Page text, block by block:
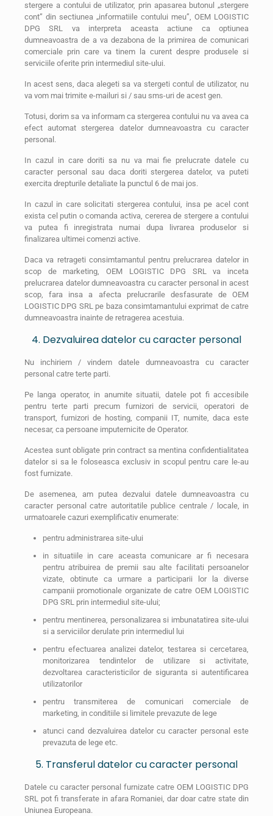
stergere a contului de utilizator, prin apasarea butonul „stergere
cont” din sectiunea „informatiile contului meu”, OEM LOGISTIC
DPG SRL va interpreta aceasta actiune ca optiunea
dumneavoastra de a va dezabona de la primirea de comunicari
comerciale prin care va tinem la curent despre produsele si
serviciile oferite prin intermediul site-ului.
In acest sens, daca alegeti sa va stergeti contul de utilizator, nu
va vom mai trimite e-mailuri si / sau sms-uri de acest gen.
Totusi, dorim sa va informam ca stergerea contului nu va avea ca
efect automat stergerea datelor dumneavoastra cu caracter
personal.
In cazul in care doriti sa nu va mai fie prelucrate datele cu
caracter personal sau daca doriti stergerea datelor, va puteti
exercita drepturile detaliate la punctul 6 de mai jos.
In cazul in care solicitati stergerea contului, insa pe acel cont
exista cel putin o comanda activa, cererea de stergere a contului
va putea fi inregistrata numai dupa livrarea produselor si
finalizarea ultimei comenzi active.
Daca va retrageti consimtamantul pentru prelucrarea datelor in
scop de marketing, OEM LOGISTIC DPG SRL va inceta
prelucrarea datelor dumneavoastra cu caracter personal in acest
scop, fara insa a afecta prelucrarile desfasurate de OEM
LOGISTIC DPG SRL pe baza consimtamantului exprimat de catre
dumneavoastra inainte de retragerea acestuia.
4. Dezvaluirea datelor cu caracter personal
Nu inchiriem / vindem datele dumneavoastra cu caracter
personal catre terte parti.
Pe langa operator, in anumite situatii, datele pot fi accesibile
pentru terte parti precum furnizori de servicii, operatori de
transport, furnizori de hosting, companii IT, numite, daca este
necesar, ca persoane imputernicite de Operator.
Acestea sunt obligate prin contract sa mentina confidentialitatea
datelor si sa le foloseasca exclusiv in scopul pentru care le-au
fost furnizate.
De asemenea, am putea dezvalui datele dumneavoastra cu
caracter personal catre autoritatile publice centrale / locale, in
urmatoarele cazuri exemplificativ enumerate:
pentru administrarea site-ului
in situatiile in care aceasta comunicare ar fi necesara
pentru atribuirea de premii sau alte facilitati persoanelor
vizate, obtinute ca urmare a participarii lor la diverse
campanii promotionale organizate de catre OEM LOGISTIC
DPG SRL prin intermediul site-ului;
pentru mentinerea, personalizarea si imbunatatirea site-ului
si a serviciilor derulate prin intermediul lui
pentru efectuarea analizei datelor, testarea si cercetarea,
monitorizarea tendintelor de utilizare si activitate,
dezvoltarea caracteristicilor de siguranta si autentificarea
utilizatorilor
pentru transmiterea de comunicari comerciale de
marketing, in conditiile si limitele prevazute de lege
atunci cand dezvaluirea datelor cu caracter personal este
prevazuta de lege etc.
5. Transferul datelor cu caracter personal
Datele cu caracter personal furnizate catre OEM LOGISTIC DPG
SRL pot fi transferate in afara Romaniei, dar doar catre state din
Uniunea Europeana.